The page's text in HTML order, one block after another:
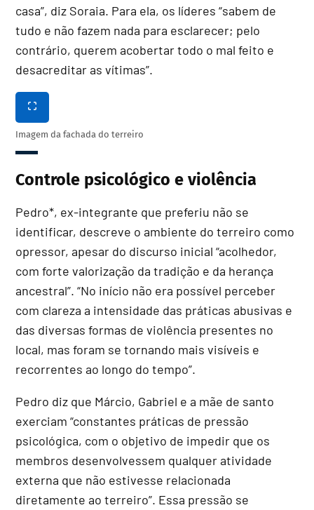
casa”, diz Soraia. Para ela, os líderes “sabem de
tudo e não fazem nada para esclarecer; pelo
contrário, querem acobertar todo o mal feito e
desacreditar as vítimas”.
Imagem da fachada do terreiro
Controle psicológico e violência
Pedro*, ex-integrante que preferiu não se
identificar, descreve o ambiente do terreiro como
opressor, apesar do discurso inicial “acolhedor,
com forte valorização da tradição e da herança
ancestral”.“No início não era possível perceber
com clareza a intensidade das práticas abusivas e
das diversas formas de violência presentes no
local, mas foram se tornando mais visíveis e
recorrentes ao longo do tempo”.
Pedro diz que Márcio, Gabriel e a mãe de santo
exerciam “constantes práticas de pressão
psicológica, com o objetivo de impedir que os
membros desenvolvessem qualquer atividade
externa que não estivesse relacionada
diretamente ao terreiro”. Essa pressão se